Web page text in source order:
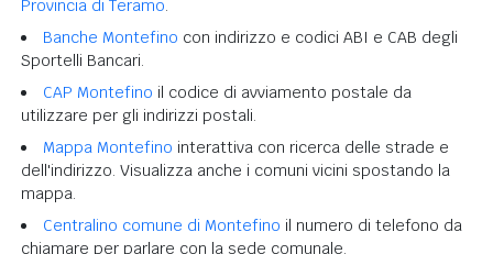
Provincia di Teramo.
Banche Montefino con indirizzo e codici ABI e CAB degli
Sportelli Bancari.
CAP Montefino il codice di avviamento postale da
utilizzare per gli indirizzi postali.
Mappa Montefino interattiva con ricerca delle strade e
dell'indirizzo. Visualizza anche i comuni vicini spostando la
mappa.
Centralino comune di Montefino il numero di telefono da
chiamare per parlare con la sede comunale.